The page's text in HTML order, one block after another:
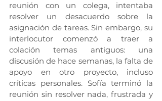
reunión con un colega, intentaba
resolver un desacuerdo sobre la
asignación de tareas. Sin embargo, su
interlocutor comenzó a traer a
colación temas antiguos: una
discusión de hace semanas, la falta de
apoyo en otro proyecto, incluso
críticas personales. Sofía terminó la
reunión sin resolver nada, frustrada y